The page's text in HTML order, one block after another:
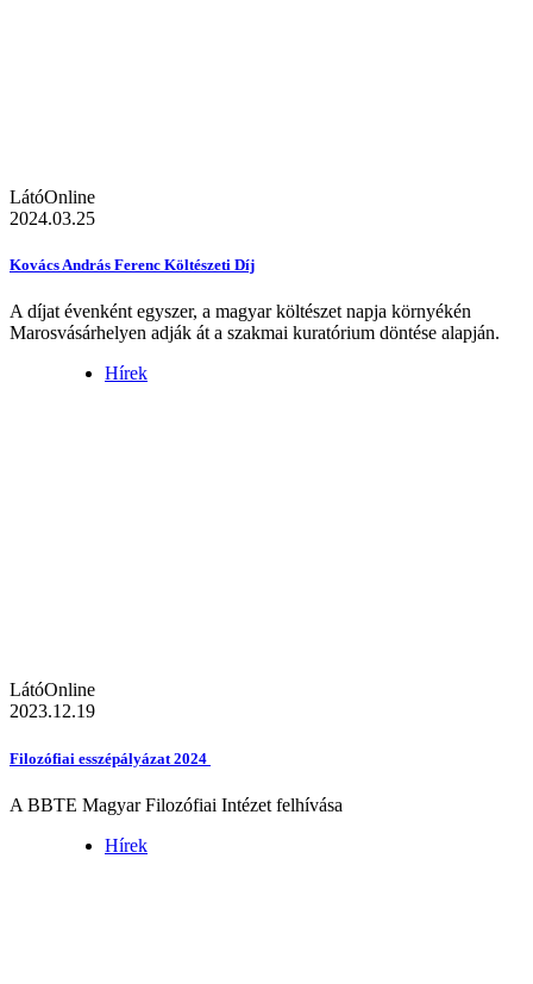
LátóOnline
2024.03.25
Kovács András Ferenc Költészeti Díj
A díjat évenként egyszer, a magyar költészet napja környékén
Marosvásárhelyen adják át a szakmai kuratórium döntése alapján.
Hírek
LátóOnline
2023.12.19
Filozófiai esszépályázat 2024
A BBTE Magyar Filozófiai Intézet felhívása
Hírek